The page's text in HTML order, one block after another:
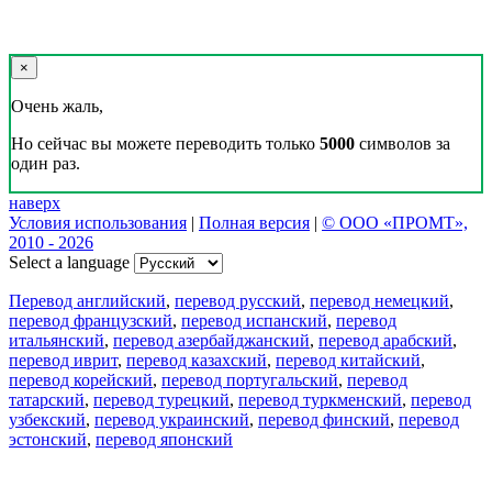
×
Очень жаль,
Но сейчас вы можете переводить только 5000 символов за
один раз.
наверх
Условия использования | Полная версия | © ООО «ПРОМТ»,
2010 - 2026
Select a language
Перевод английский, перевод русский, перевод немецкий,
перевод французский, перевод испанский, перевод
итальянский, перевод азербайджанский, перевод арабский,
перевод иврит, перевод казахский, перевод китайский,
перевод корейский, перевод португальский, перевод
татарский, перевод турецкий, перевод туркменский, перевод
узбекский, перевод украинский, перевод финский, перевод
эстонский, перевод японский